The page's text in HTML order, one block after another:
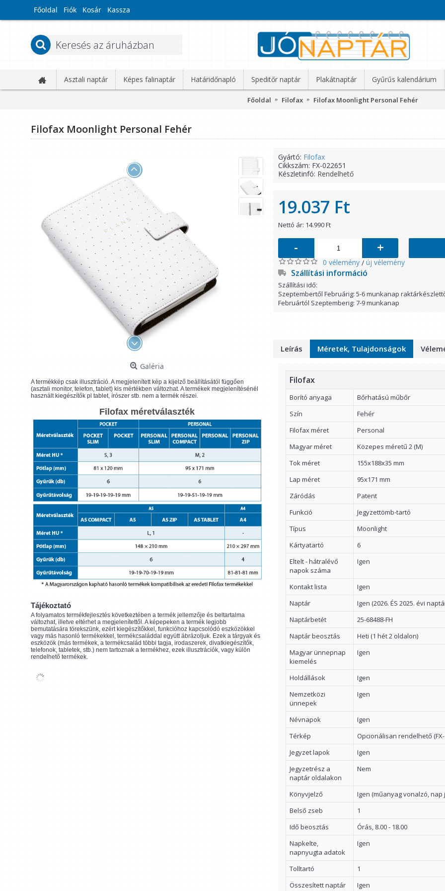
Főoldal Fiók Kosár Kassza
Asztali naptár Képes falinaptár Határidőnapló Speditőr naptár Plakátnaptár Gyűrűs kalendárium
Főoldal Filofax Filofax Moonlight Personal Fehér
Filofax Moonlight Personal Fehér
Galéria
A termékkép csak illusztráció. A megjelenített kép a kijelző beállításától függően
(asztali monitor, telefon, tablet) kis mértékben változhat. A termékek megjelenítésénél
használt kiegészítők pl tablet, írószer stb. nem a termék részei.
Filofax méretválaszték
Tájékoztató
A folyamatos termékfejlesztés következtében a termék jellemzője és beltartalma
változhat, illetve eltérhet a megjelenítettől. A képepeken a termék legjobb
bemutatására törekszünk, ezért kiegészítőkkel, funkcióhoz kapcsolódó eszközökkel
vagy más hasonló termékekkel, termékcsaláddal együtt ábrázoljuk. Ezek a tárgyak és
eszközök (más termékek, a termékcsalád többi tagja, irodaszerek, divatkiegészítők,
telefonok, tabletek, stb.) nem tartoznak a termékhez, ezek illusztrációk, vagy külön
rendelhető termékek.
Gyártó: Filofax
Cikkszám: FX-022651
Készletinfó: Rendelhető
19.037 Ft
Nettó ár: 14.990 Ft
- +
0 vélemény / új vélemény
Szállítási információ
Szállítási idő:
Szeptembertől Februárig: 5-6 munkanap
Februártól Szeptemberig: 7-9 munkanap
Leírás Méretek, Tulajdonságok
Filofax
Borító anyaga
Bőrhatású műbőr
Szín
Fehér
Filofax méret
Personal
Magyar méret
Közepes méretű 2 (M)
Tok méret
155x188x35 mm
Lap méret
95x171 mm
Záródás
Patent
Funkció
Jegyzettömb-tartó
Típus
Moonlight
Kártyatartó
6
Eltelt - hátralévő
napok száma
Igen
Kontakt lista
Igen
Naptár
Igen (2026. ÉS 2025. évi
Naptárbetét
25-68488-FH
Naptár beosztás
Heti (1 hét 2 oldalon)
Magyar ünnepnap
kiemelés
Igen
Holdállások
Igen
Nemzetközi
ünnepek
Igen
Névnapok
Igen
Térkép
Opcionálisan rendelhető (FX-
Jegyzet lapok
Igen
Jegyzetrész a
naptár oldalakon
Nem
Könyvjelző
Igen (műanyag vonalzó, nap
Belső zseb
1
Idő beosztás
Órás, 8.00 - 18.00
Napkelte,
napnyugta adatok
Igen
Tolltartó
1
Összesített naptár
Igen